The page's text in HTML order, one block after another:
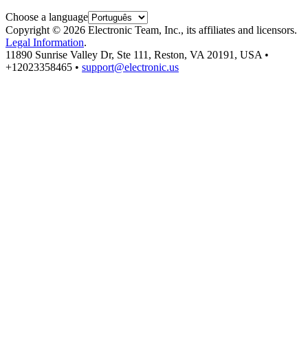
Choose a language
Copyright © 2026 Electronic Team, Inc., its affiliates and licensors.
Legal Information.
11890 Sunrise Valley Dr, Ste 111, Reston, VA 20191, USA •
+12023358465 • support@electronic.us